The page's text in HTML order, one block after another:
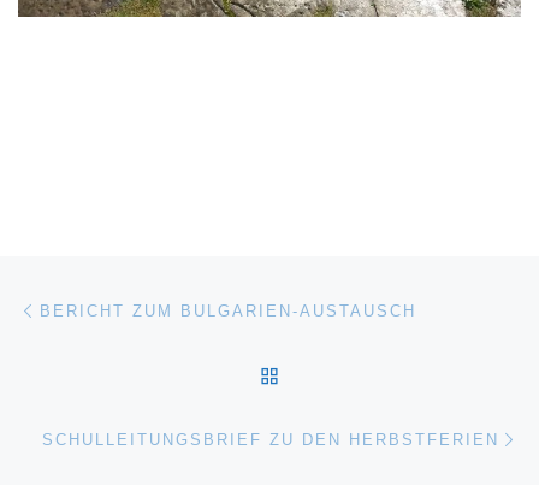
Beitragsnavigation
BERICHT ZUM BULGARIEN-AUSTAUSCH
SCHULLEITUNGSBRIEF ZU DEN HERBSTFERIEN